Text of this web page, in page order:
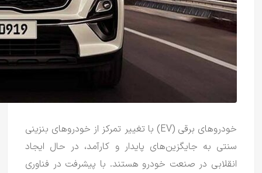
خودروهای برقی (EV) با تغییر تمرکز از خودروهای بنزینی
سنتی به جایگزین‌های پایدار و کارآمد، در حال ایجاد
انقلابی در صنعت خودرو هستند. با پیشرفت در فناوری